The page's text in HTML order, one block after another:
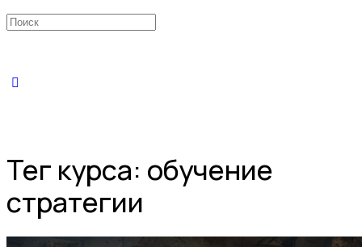
Искать:
Тег курса: обучение
стратегии